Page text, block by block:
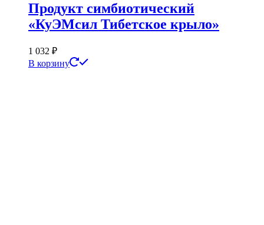
Продукт симбиотический
«КуЭМсил Тибетское крыло»
1 032 ₽
В корзину